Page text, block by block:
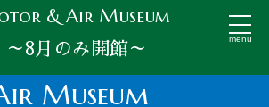
& Air Museum
～8月のみ開館～
menu
Museum